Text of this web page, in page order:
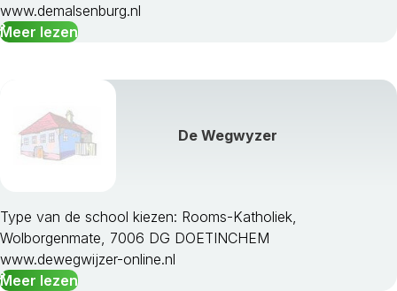
Scherpenzeel
Tiel
West Maas En Waal
Westervoort
Wijchen
Zevenaar
Zutphen
www.demalsenburg.nl
Meer lezen
De Wegwyzer
Type van de school kiezen: Rooms-Katholiek,
Wolborgenmate, 7006 DG DOETINCHEM
www.dewegwijzer-online.nl
Meer lezen